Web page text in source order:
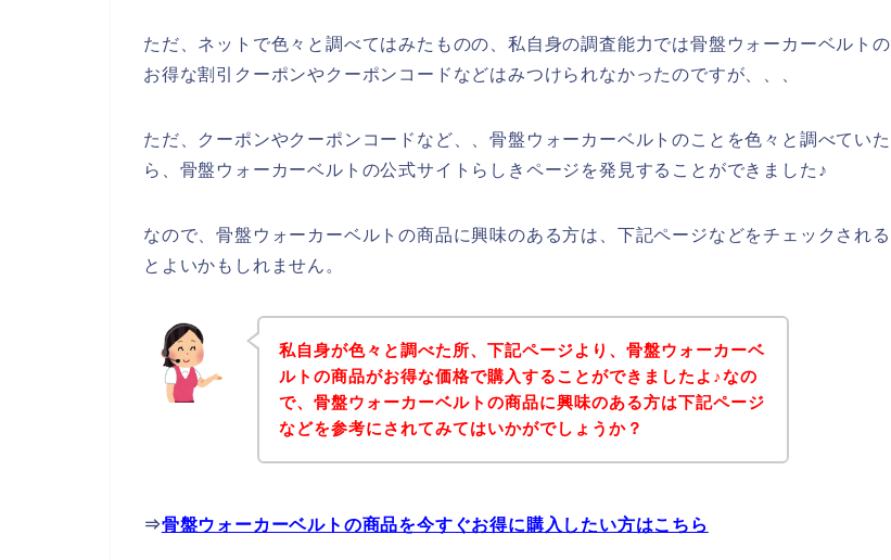
ただ、ネットで色々と調べてはみたものの、私自身の調査能力では骨盤ウォーカーベルトの
お得な割引クーポンやクーポンコードなどはみつけられなかったのですが、、、
ただ、クーポンやクーポンコードなど、、骨盤ウォーカーベルトのことを色々と調べていた
ら、骨盤ウォーカーベルトの公式サイトらしきページを発見することができました♪
なので、骨盤ウォーカーベルトの商品に興味のある方は、下記ページなどをチェックされる
とよいかもしれません。
私自身が色々と調べた所、下記ページより、骨盤ウォーカーベ
ルトの商品がお得な価格で購入することができましたよ♪なの
で、骨盤ウォーカーベルトの商品に興味のある方は下記ページ
などを参考にされてみてはいかがでしょうか？
⇒骨盤ウォーカーベルトの商品を今すぐお得に購入したい方はこちら